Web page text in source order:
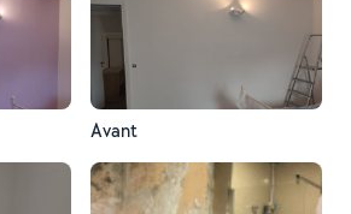
Avant